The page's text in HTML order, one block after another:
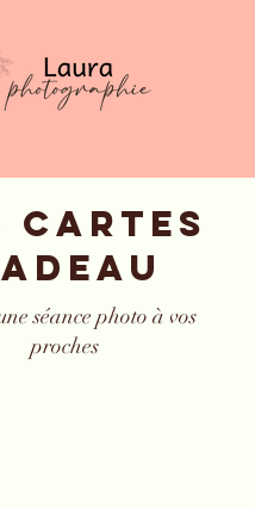
CARTES
séance photo à vos
proches